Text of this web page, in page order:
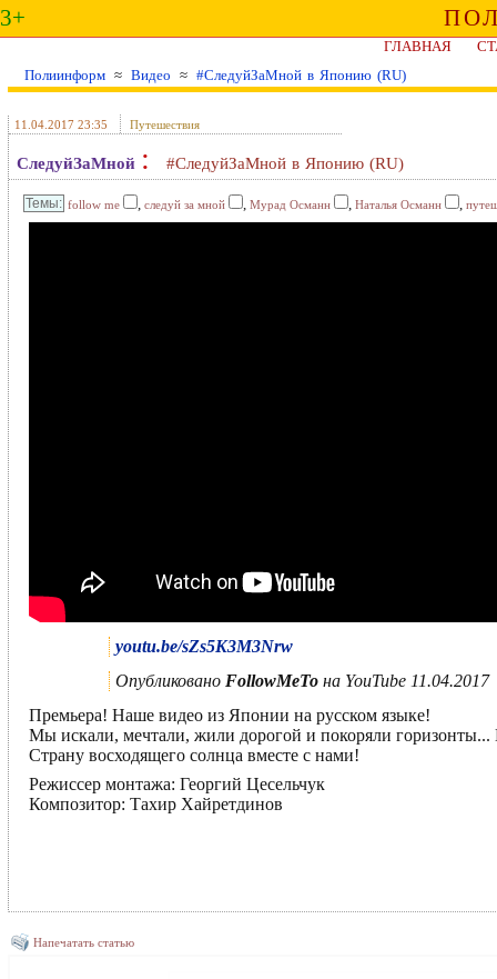
3+
ГЛАВНАЯ
Полиинформ ≈ Видео ≈ #СледуйЗаМной в Японию (RU)
11.04.2017 23:35 Путешествия
СледуйЗаМной : #СледуйЗаМной в Японию (RU)
follow me , следуй за мной , Мурад Османн , Наталья Османн ,
youtu.be/sZs5K3M3Nrw
Опубликовано FollowMeTo на YouTube 11.04.2017
Премьера! Наше видео из Японии на русском языке!
Мы искали, мечтали, жили дорогой и покоряли горизонты...
Страну восходящего солнца вместе с нами!
Режиссер монтажа: Георгий Цесельчук
Композитор: Тахир Хайретдинов
Напечатать статью